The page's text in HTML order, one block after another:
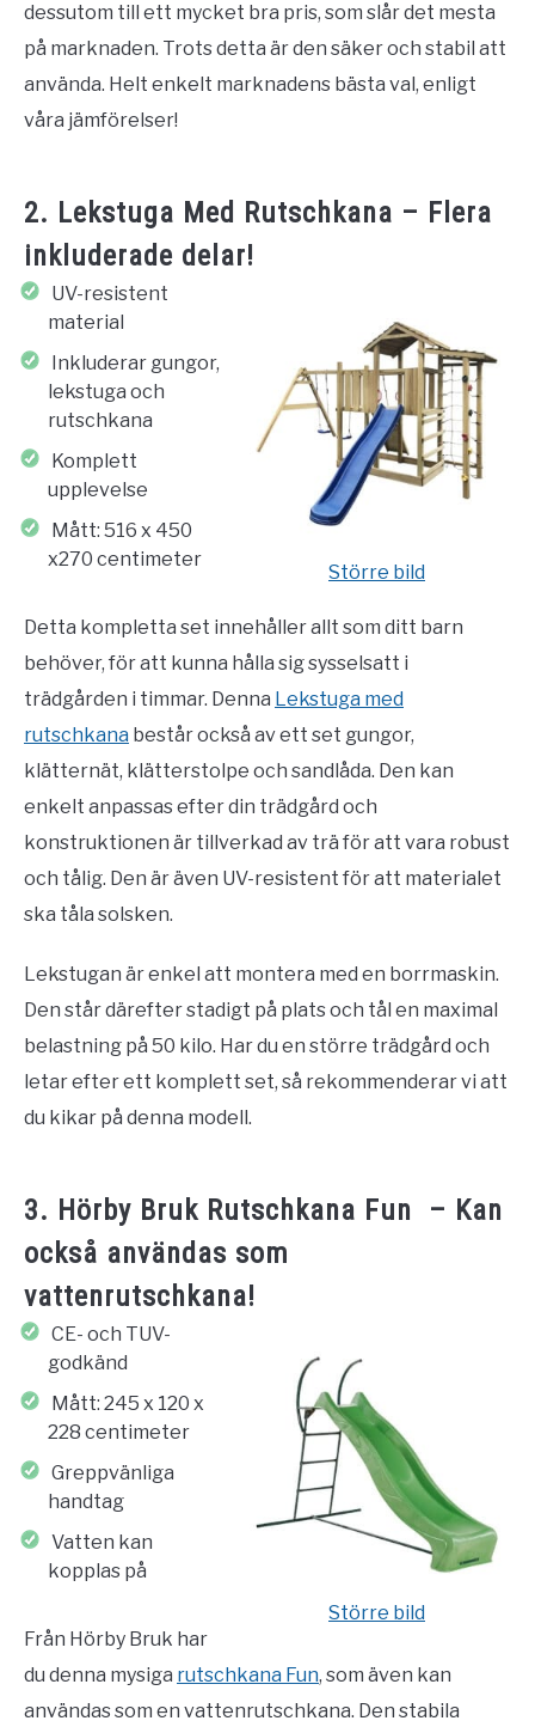
dessutom till ett mycket bra pris, som slår det mesta
på marknaden. Trots detta är den säker och stabil att
använda. Helt enkelt marknadens bästa val, enligt
våra jämförelser!
2. Lekstuga Med Rutschkana – Flera
inkluderade delar!
Större bild
UV-resistent
material
Inkluderar gungor,
lekstuga och
rutschkana
Komplett
upplevelse
Mått: 516 x 450
x270 centimeter
Detta kompletta set innehåller allt som ditt barn
behöver, för att kunna hålla sig sysselsatt i
trädgården i timmar. Denna Lekstuga med
rutschkana består också av ett set gungor,
klätternät, klätterstolpe och sandlåda. Den kan
enkelt anpassas efter din trädgård och
konstruktionen är tillverkad av trä för att vara robust
och tålig. Den är även UV-resistent för att materialet
ska tåla solsken.
Lekstugan är enkel att montera med en borrmaskin.
Den står därefter stadigt på plats och tål en maximal
belastning på 50 kilo. Har du en större trädgård och
letar efter ett komplett set, så rekommenderar vi att
du kikar på denna modell.
3. Hörby Bruk Rutschkana Fun – Kan
också användas som
vattenrutschkana!
Större bild
CE- och TUV-
godkänd
Mått: 245 x 120 x
228 centimeter
Greppvänliga
handtag
Vatten kan
kopplas på
Från Hörby Bruk har
du denna mysiga rutschkana Fun, som även kan
användas som en vattenrutschkana. Den stabila